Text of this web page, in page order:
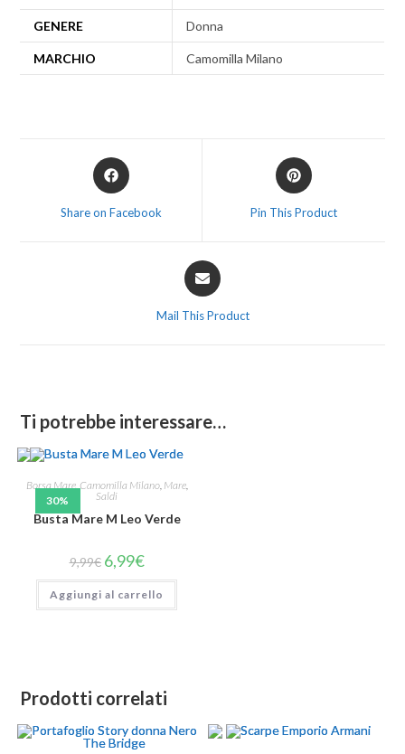
GENERE Donna
MARCHIO Camomilla Milano
Share on Facebook Pin This Product
Mail This Product
Ti potrebbe interessare…
30%
Borsa Mare,Camomilla Milano, Mare,
Saldi
Busta Mare M Leo Verde
9,99€ 6,99€
Aggiungi al carrello
Prodotti correlati